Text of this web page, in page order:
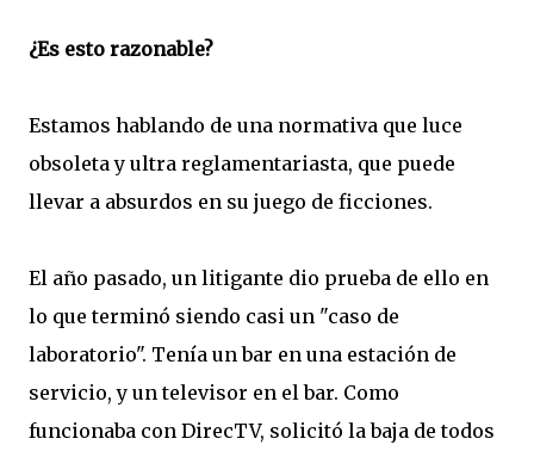
¿Es esto razonable?
Estamos hablando de una normativa que luce
obsoleta y ultra reglamentariasta, que puede
llevar a absurdos en su juego de ficciones.
El año pasado, un litigante dio prueba de ello en
lo que terminó siendo casi un "caso de
laboratorio". Tenía un bar en una estación de
servicio, y un televisor en el bar. Como
funcionaba con DirecTV, solicitó la baja de todos